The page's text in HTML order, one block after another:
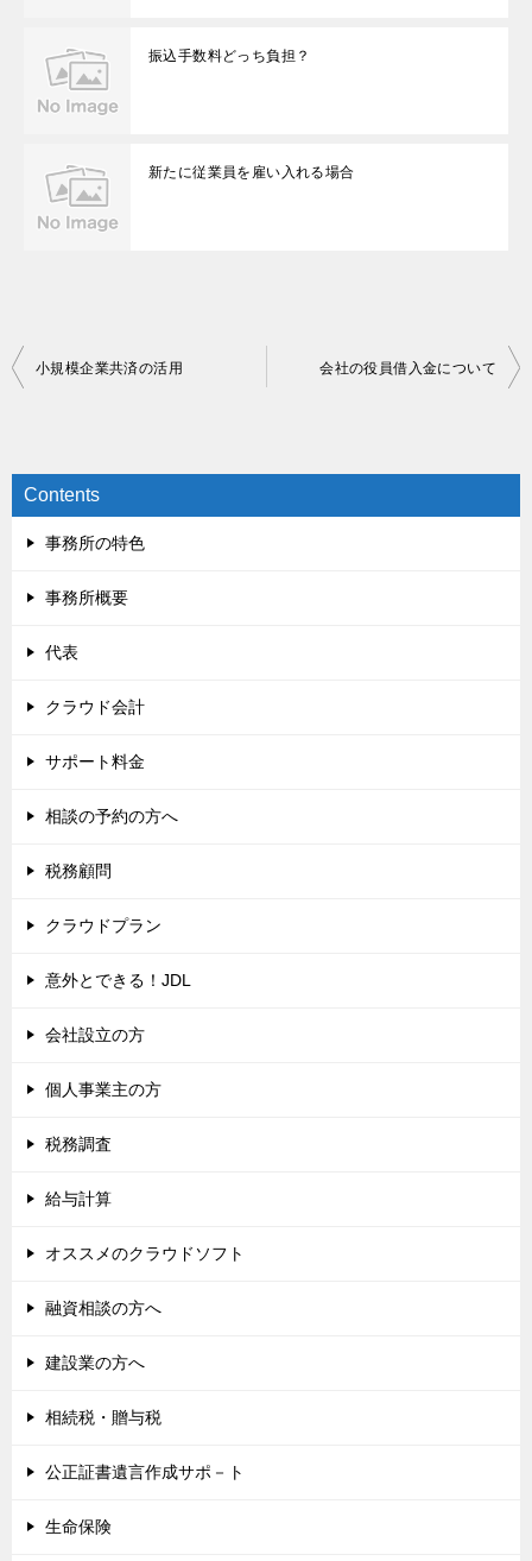
振込手数料どっち負担？
新たに従業員を雇い入れる場合
投
ビ
ゲ
ー
シ
小規模企業共済の活用 会社の役員借入金について
Contents
事務所の特色
事務所概要
代表
クラウド会計
サポート料金
相談の予約の方へ
税務顧問
クラウドプラン
意外とできる！JDL
会社設立の方
個人事業主の方
税務調査
給与計算
オススメのクラウドソフト
融資相談の方へ
建設業の方へ
相続税・贈与税
公正証書遺言作成サポ－ト
生命保険